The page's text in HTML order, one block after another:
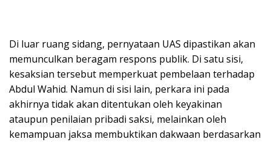
Di luar ruang sidang, pernyataan UAS dipastikan akan
memunculkan beragam respons publik. Di satu sisi,
kesaksian tersebut memperkuat pembelaan terhadap
Abdul Wahid. Namun di sisi lain, perkara ini pada
akhirnya tidak akan ditentukan oleh keyakinan
ataupun penilaian pribadi saksi, melainkan oleh
kemampuan jaksa membuktikan dakwaan berdasarkan